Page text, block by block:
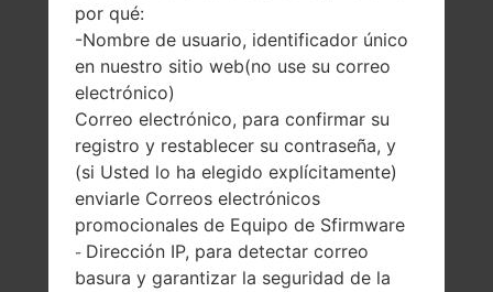
por qué:
-Nombre de usuario, identificador único
en nuestro sitio web(no use su correo
electrónico)
Correo electrónico, para confirmar su
registro y restablecer su contraseña, y
(si Usted lo ha elegido explícitamente)
enviarle Correos electrónicos
promocionales de Equipo de Sfirmware
- Dirección IP, para detectar correo
basura y garantizar la seguridad de la